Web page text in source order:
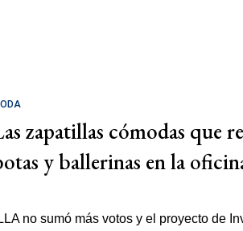
zapatillas cómodas que
y ballerinas en la